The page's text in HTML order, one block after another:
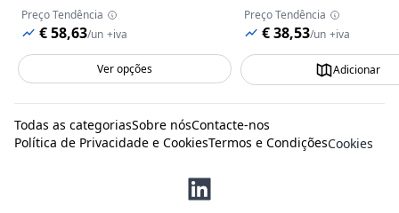
Preço Tendência
€ 58,63/un +iva
Ver opções
Preço Tendência
€ 38,53/un +iva
Adicionar
Todas as categoriasSobre nósContacte-nos
Política de Privacidade e CookiesTermos e CondiçõesCookies